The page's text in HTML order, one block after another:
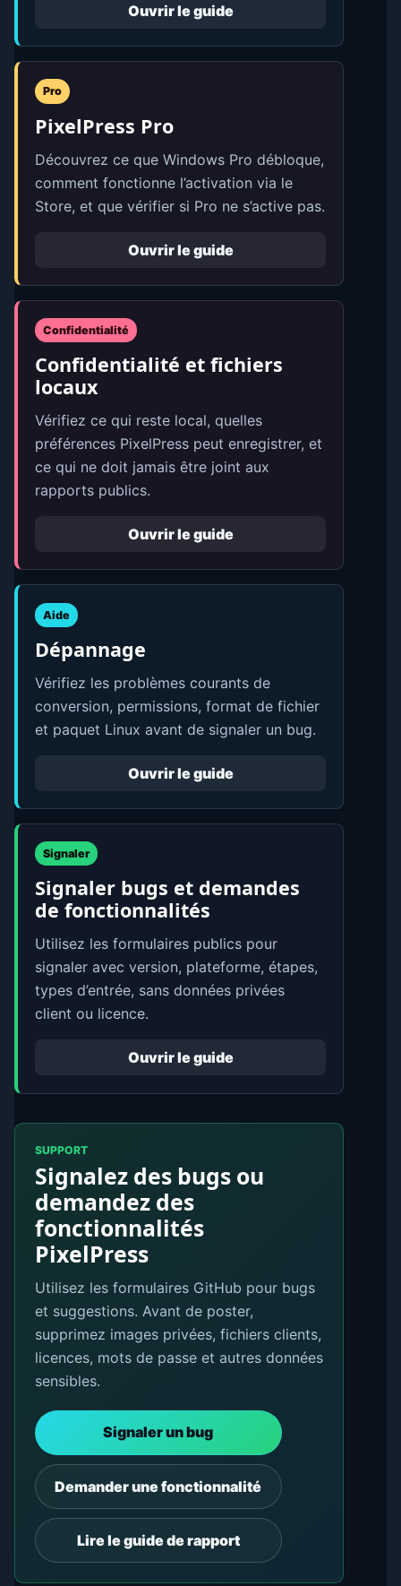
Ouvrir le guide
Pro
PixelPress Pro
Découvrez ce que Windows Pro débloque,
comment fonctionne l’activation via le
Store, et que vérifier si Pro ne s’active pas.
Ouvrir le guide
Confidentialité
Confidentialité et fichiers
locaux
Vérifiez ce qui reste local, quelles
préférences PixelPress peut enregistrer, et
ce qui ne doit jamais être joint aux
rapports publics.
Ouvrir le guide
Aide
Dépannage
Vérifiez les problèmes courants de
conversion, permissions, format de fichier
et paquet Linux avant de signaler un bug.
Ouvrir le guide
Signaler
Signaler bugs et demandes
de fonctionnalités
Utilisez les formulaires publics pour
signaler avec version, plateforme, étapes,
types d’entrée, sans données privées
client ou licence.
Ouvrir le guide
SUPPORT
Signalez des bugs ou
demandez des
fonctionnalités
PixelPress
Utilisez les formulaires GitHub pour bugs
et suggestions. Avant de poster,
supprimez images privées, fichiers clients,
licences, mots de passe et autres données
sensibles.
Signaler un bug
Demander une fonctionnalité
Lire le guide de rapport